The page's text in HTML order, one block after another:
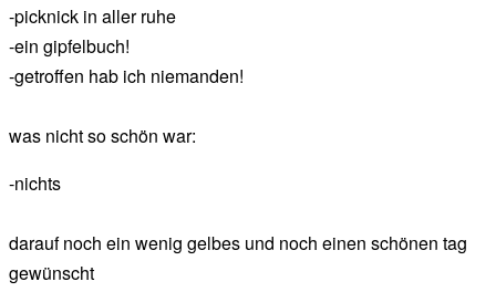
-picknick in aller ruhe
-ein gipfelbuch!
-getroffen hab ich niemanden!
was nicht so schön war:
-nichts
darauf noch ein wenig gelbes und noch einen schönen tag
gewünscht